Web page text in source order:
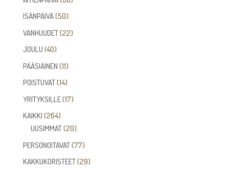
ISÄNPÄIVÄ 5050
tuotetta
VANHUUDET 2222
JOULU 4040
tuotetta
PÄÄSIÄINEN 1111
tuotetta
POISTUVAT 1414
tuotetta
YRITYKSILLE 1717
KAIKKI 264264
tuotetta
UUSIMMAT 2020
tuotetta
PERSONOITAVAT 7777
tuotetta
KAKKUKORISTEET 2929